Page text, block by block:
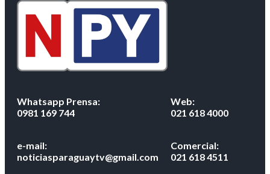
Whatsapp Prensa:
0981 169 744
Web:
021 618 4000
e-mail:
noticiasparaguaytv@gmail.com
Comercial:
021 618 4511